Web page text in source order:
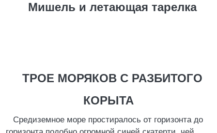
Мишель и летающая тарелка
ТРОЕ МОРЯКОВ С РАЗБИТОГО
КОРЫТА
Средиземное море простиралось от горизонта до